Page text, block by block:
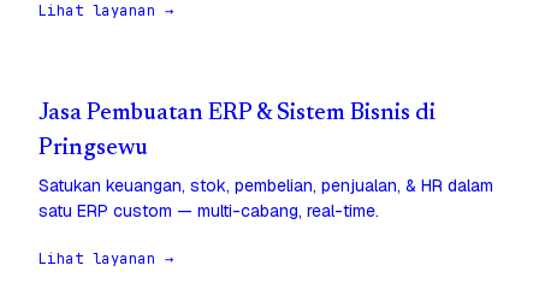
Lihat layanan →
Jasa Pembuatan ERP & Sistem Bisnis di
Pringsewu
Satukan keuangan, stok, pembelian, penjualan, & HR dalam
satu ERP custom — multi-cabang, real-time.
Lihat layanan →